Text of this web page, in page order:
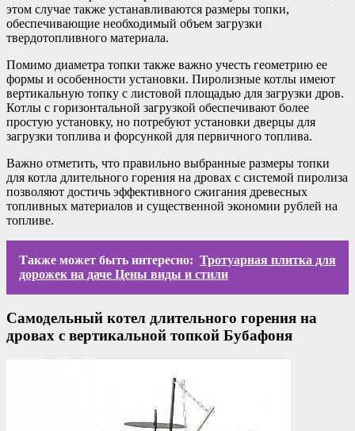
этом случае также устанавливаются размеры топки,
обеспечивающие необходимый объем загрузки
твердотопливного материала.
Помимо диаметра топки также важно учесть геометрию ее
формы и особенности установки. Пиролизные котлы имеют
вертикальную топку с листовой площадью для загрузки дров.
Котлы с горизонтальной загрузкой обеспечивают более
простую установку, но потребуют установки дверцы для
загрузки топлива и форсункой для первичного топлива.
Важно отметить, что правильно выбранные размеры топки
для котла длительного горения на дровах с системой пиролиза
позволяют достичь эффективного сжигания древесных
топливных материалов и существенной экономии рублей на
топливе.
Также может быть интересно: Тротуарная плитка для
дорожек на даче Цены виды и стили
Самодельный котел длительного горения на
дровах с вертикальной топкой Бубафоня